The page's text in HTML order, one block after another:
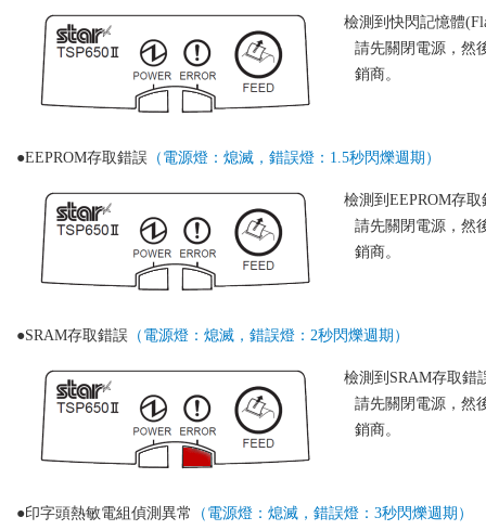
檢測到快閃記憶體
請先關閉電源，然
銷商。
●EEPROM存取錯誤 （電源燈：熄滅，錯誤燈：1.5秒閃爍週期）
檢測到EEPROM存取
請先關閉電源，然
銷商。
●SRAM存取錯誤 （電源燈：熄滅，錯誤燈：2秒閃爍週期）
檢測到SRAM存取錯
請先關閉電源，然
銷商。
●印字頭熱敏電組偵測異常 （電源燈：熄滅，錯誤燈：3秒閃爍週期）